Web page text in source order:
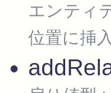
エンティ
位置に挿